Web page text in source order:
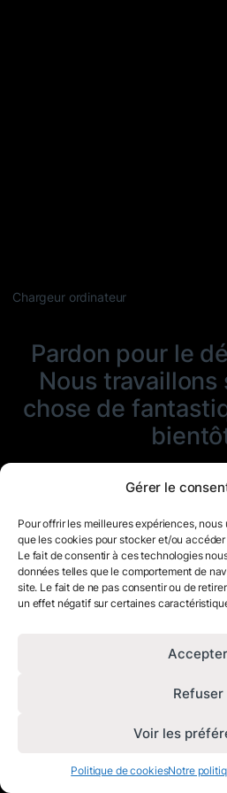
Gérer le
Pour offrir les meilleures expériences,
que les cookies pour stocker et/ou
Le fait de consentir à ces technologies
données telles que le comportement de
site. Le fait de ne pas consentir ou de
un effet négatif sur certaines
Accepter
Refuser
Voir les
Politique de cookiesNotre
Chargeur ordinateur
Pardon pour le
Nous travaillons
chose de